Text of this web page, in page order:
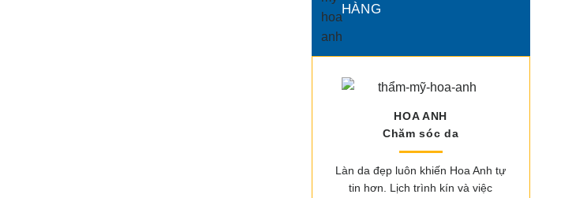
HÀNG
HOA ANH
Chăm sóc da
Làn da đẹp luôn khiến Hoa Anh tự
tin hơn. Lịch trình kín và việc